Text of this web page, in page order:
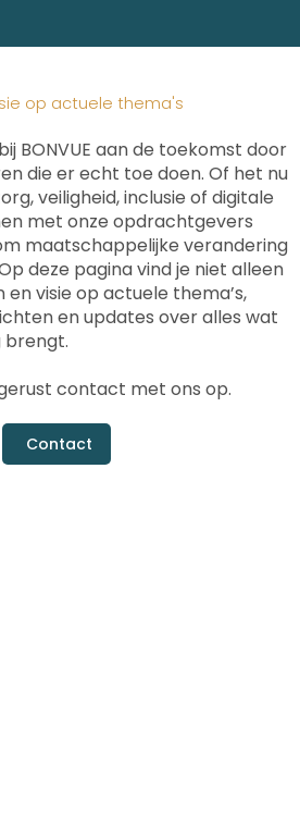
op actuele thema's
BONVUE aan de toekomst door
die er echt toe doen. Of het nu
veiligheid, inclusie of digitale
met onze opdrachtgevers
maatschappelijke verandering
deze pagina vind je niet alleen
visie op actuele thema’s,
en updates over alles wat
brengt.
contact met ons op.
Contact